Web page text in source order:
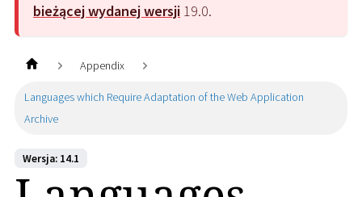
bieżącej wydanej wersji 19.0.
Appendix
Languages which Require Adaptation of the Web Application
Archive
Wersja: 14.1